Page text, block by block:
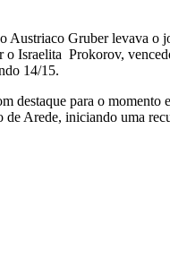
Gruber levava o
Israelita Prokorov,
14/15.
destaque para o
Arede, iniciando uma